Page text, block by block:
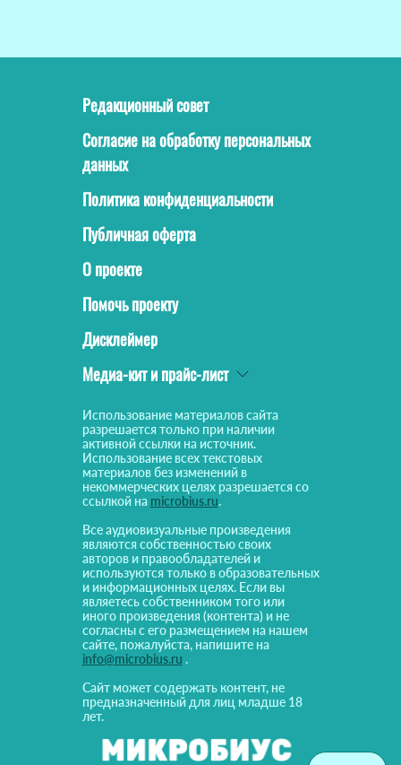
Редакционный совет
Согласие на обработку персональных
данных
Политика конфиденциальности
Публичная оферта
О проекте
Помочь проекту
Дисклеймер
Медиа-кит и прайс-лист
Использование материалов сайта
разрешается только при наличии
активной ссылки на источник.
Использование всех текстовых
материалов без изменений в
некоммерческих целях разрешается со
ссылкой на microbius.ru.
Все аудиовизуальные произведения
являются собственностью своих
авторов и правообладателей и
используются только в образовательных
и информационных целях. Если вы
являетесь собственником того или
иного произведения (контента) и не
согласны с его размещением на нашем
сайте, пожалуйста, напишите на
info@microbius.ru .
Сайт может содержать контент, не
предназначенный для лиц младше 18
лет.